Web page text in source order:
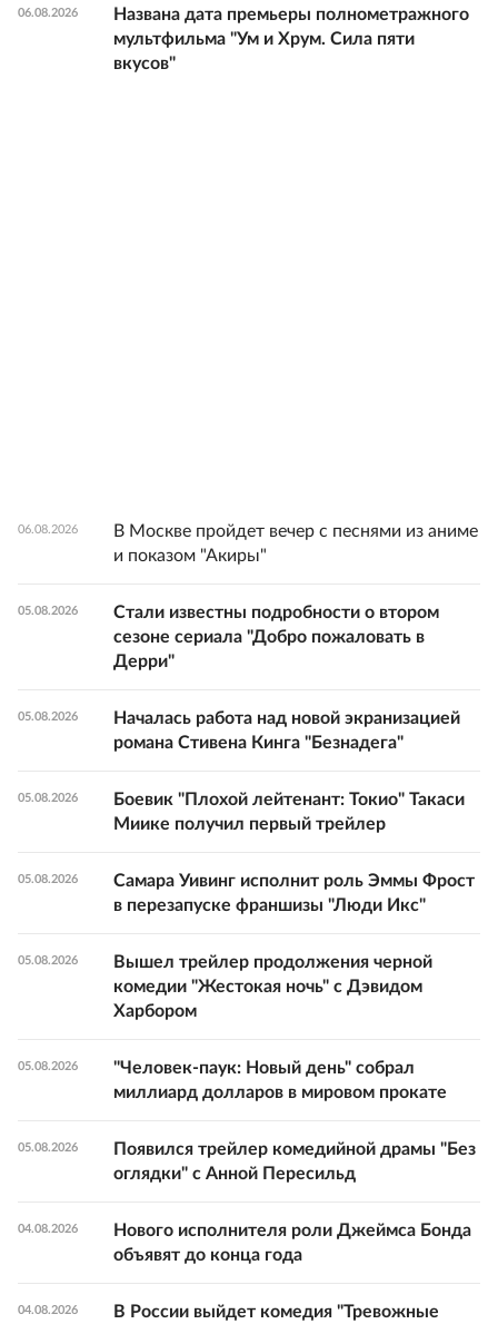
06.08.2026
Названа дата премьеры полнометражного
мультфильма "Ум и Хрум. Сила пяти
вкусов"
06.08.2026
В Москве пройдет вечер с песнями из аниме
и показом "Акиры"
05.08.2026
Стали известны подробности о втором
сезоне сериала "Добро пожаловать в
Дерри"
05.08.2026
Началась работа над новой экранизацией
романа Стивена Кинга "Безнадега"
05.08.2026
Боевик "Плохой лейтенант: Токио" Такаси
Миике получил первый трейлер
05.08.2026
Самара Уивинг исполнит роль Эммы Фрост
в перезапуске франшизы "Люди Икс"
05.08.2026
Вышел трейлер продолжения черной
комедии "Жестокая ночь" с Дэвидом
Харбором
05.08.2026
"Человек-паук: Новый день" собрал
миллиард долларов в мировом прокате
05.08.2026
Появился трейлер комедийной драмы "Без
оглядки" с Анной Пересильд
04.08.2026
Нового исполнителя роли Джеймса Бонда
объявят до конца года
04.08.2026 В России выйдет комедия "Тревожные